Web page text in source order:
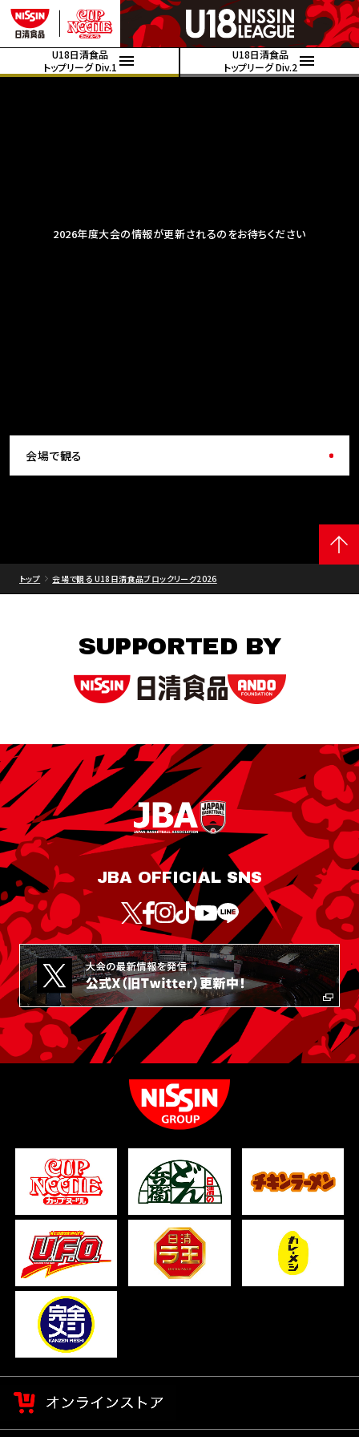
U18日清食品
トップリーグ Div.1
U18日清食品
トップリーグ Div.2
2026年度大会の情報が更新されるのをお待ちください
会場で観る
トップ 会場で観る U18日清食品ブロックリーグ2026
SUPPORTED BY
JBA OFFICIAL SNS